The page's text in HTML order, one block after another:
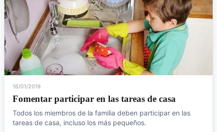
16/01/2019
Fomentar participar en las tareas de casa
Todos los miembros de la familia deben participar en las
tareas de casa, incluso los más pequeños.